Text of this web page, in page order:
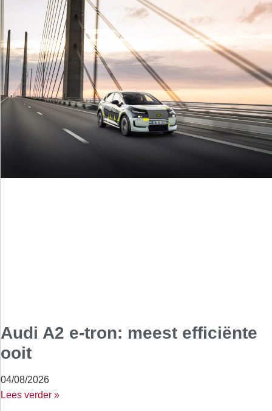
Audi A2 e-tron: meest efficiënte
ooit
04/08/2026
Lees verder »